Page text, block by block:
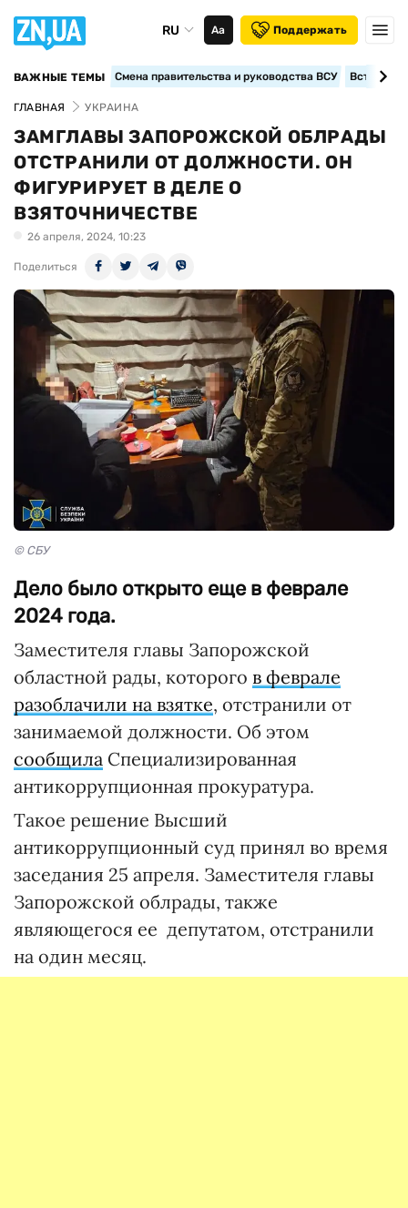
RU Аа Поддержать
ВАЖНЫЕ ТЕМЫ Смена правительства и руководства ВСУ
ГЛАВНАЯ УКРАИНА
ЗАМГЛАВЫ ЗАПОРОЖСКОЙ ОБЛРАДЫ
ОТСТРАНИЛИ ОТ ДОЛЖНОСТИ. ОН
ФИГУРИРУЕТ В ДЕЛЕ О
ВЗЯТОЧНИЧЕСТВЕ
26 апреля, 2024, 10:23
Поделиться
© СБУ
Дело было открыто еще в феврале
2024 года.
Заместителя главы Запорожской
областной рады, которого в феврале
разоблачили на взятке, отстранили от
занимаемой должности. Об этом
сообщила Специализированная
антикоррупционная прокуратура.
Такое решение Высший
антикоррупционный суд принял во время
заседания 25 апреля. Заместителя главы
Запорожской облрады, также
являющегося ее депутатом, отстранили
на один месяц.